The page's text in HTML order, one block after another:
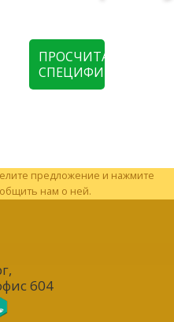
ПРОСЧИТАТЬ
СПЕЦИФИКАЦИЮ
предложение и нажмите
нам о ней.
,
604